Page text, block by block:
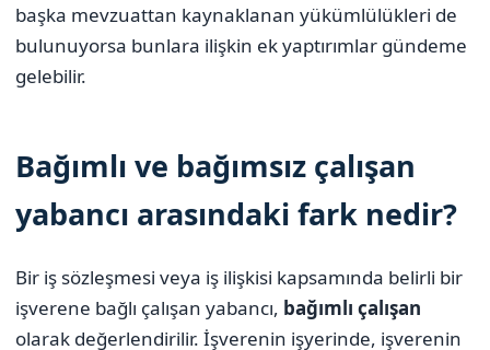
başka mevzuattan kaynaklanan yükümlülükleri de
bulunuyorsa bunlara ilişkin ek yaptırımlar gündeme
gelebilir.
Bağımlı ve bağımsız çalışan
yabancı arasındaki fark nedir?
Bir iş sözleşmesi veya iş ilişkisi kapsamında belirli bir
işverene bağlı çalışan yabancı, bağımlı çalışan
olarak değerlendirilir. İşverenin işyerinde, işverenin